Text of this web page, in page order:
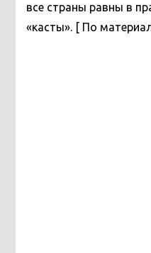
все страны равны в
«касты». [ По